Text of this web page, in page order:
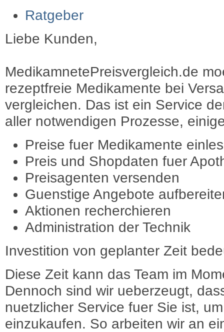
Ratgeber
Liebe Kunden,
MedikamnetePreisvergleich.de
rezeptfreie Medikamente bei
vergleichen. Das ist ein Service
aller notwendigen Prozesse,
Preise fuer Medikamente
Preis und Shopdaten fuer
Preisagenten versenden
Guenstige Angebote
Aktionen recherchieren
Administration der Technik
Investition von geplanter Zeit
Diese Zeit kann das Team im
Dennoch sind wir ueberzeugt,
nuetzlicher Service fuer Sie ist,
einzukaufen. So arbeiten wir an